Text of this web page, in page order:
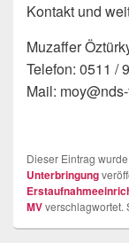
Kontakt und
Muzaffer
Telefon: 0511 /
Mail:
Dieser Eintrag
Unterbringung
MVverschlagwortet.